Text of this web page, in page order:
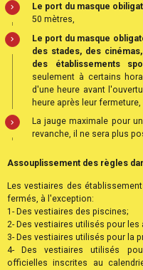
Le port du masque
50 mètres,
Le port du masque
des stades, des
des établissements
seulement à certains
d'une heure avant
heure après leur fermeture,
La jauge maximale pour
revanche, il ne sera plus
Assouplissement des règles
Les vestiaires des
fermés, à l'exception:
1- Des vestiaires des piscines;
2- Des vestiaires utilisés pour
3- Des vestiaires utilisés pour la
4- Des vestiaires utilisés
officielles inscrites au